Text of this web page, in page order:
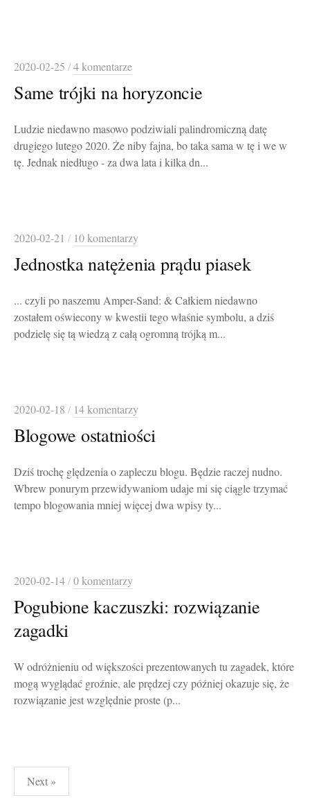
2020-02-25 /4 komentarze
Same trójki na horyzoncie
Ludzie niedawno masowo podziwiali palindromiczną datę
drugiego lutego 2020. Że niby fajna, bo taka sama w tę i we w
tę. Jednak niedługo - za dwa lata i kilka dn...
2020-02-21 / 10 komentarzy
Jednostka natężenia prądu piasek
... czyli po naszemu Amper-Sand: & Całkiem niedawno
zostałem oświecony w kwestii tego właśnie symbolu, a dziś
podzielę się tą wiedzą z całą ogromną trójką m...
2020-02-18 / 14 komentarzy
Blogowe ostatniości
Dziś trochę ględzenia o zapleczu blogu. Będzie raczej nudno.
Wbrew ponurym przewidywaniom udaje mi się ciągle trzymać
tempo blogowania mniej więcej dwa wpisy ty...
2020-02-14/0 komentarzy
Pogubione kaczuszki: rozwiązanie
zagadki
W odróżnieniu od większości prezentowanych tu zagadek, które
mogą wyglądać groźnie, ale prędzej czy później okazuje się, że
rozwiązanie jest względnie proste (p...
Stronicowanie
wpisów
Next »